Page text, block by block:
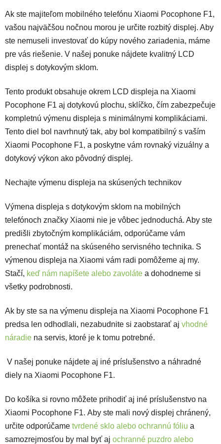
Ak ste majiteľom mobilného telefónu Xiaomi Pocophone F1,
vašou najväčšou nočnou morou je určite rozbitý displej. Aby
ste nemuseli investovať do kúpy nového zariadenia, máme
pre vás riešenie. V našej ponuke nájdete kvalitný LCD
displej s dotykovým sklom.
Tento produkt obsahuje okrem LCD displeja na Xiaomi
Pocophone F1 aj dotykovú plochu, sklíčko, čím zabezpečuje
kompletnú výmenu displeja s minimálnymi komplikáciami.
Tento diel bol navrhnutý tak, aby bol kompatibilný s vaším
Xiaomi Pocophone F1, a poskytne vám rovnaký vizuálny a
dotykový výkon ako pôvodný displej.
Nechajte výmenu displeja na skúsených technikov
Výmena displeja s dotykovým sklom na mobilných
telefónoch značky Xiaomi nie je vôbec jednoduchá. Aby ste
predišli zbytočným komplikáciám, odporúčame vám
prenechať montáž na skúseného servisného technika. S
výmenou displeja na Xiaomi vám radi pomôžeme aj my.
Stačí, keď nám napíšete alebo zavoláte a dohodneme si
všetky podrobnosti.
Ak by ste sa na výmenu displeja na Xiaomi Pocophone F1
predsa len odhodlali, nezabudnite si zaobstarať aj vhodné
náradie na servis, ktoré je k tomu potrebné.
V našej ponuke nájdete aj iné príslušenstvo a náhradné
diely na Xiaomi Pocophone F1.
Do košíka si rovno môžete prihodiť aj iné príslušenstvo na
Xiaomi Pocophone F1. Aby ste mali nový displej chránený,
určite odporúčame tvrdené sklo alebo ochrannú fóliu a
samozrejmosťou by mal byť aj ochranné puzdro alebo